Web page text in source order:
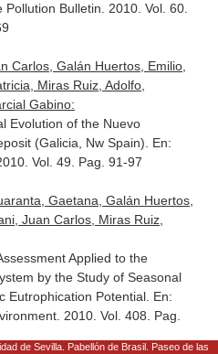
Pollution Bulletin . 2010. Vol. 60.
Carlos, Galán Huertos, Emilio,
Miras Ruiz, Adolfo,
Gabino:
Evolution of the Nuevo
(Galicia, Nw Spain). En:
Vol. 49. Pag. 91-97
Gaetana, Galán Huertos,
Juan Carlos, Miras Ruiz,
Applied to the
by the Study of Seasonal
Eutrophication Potential. En:
. 2010. Vol. 408. Pag.
de Sevilla. Pabellón de Brasil. Paseo de las